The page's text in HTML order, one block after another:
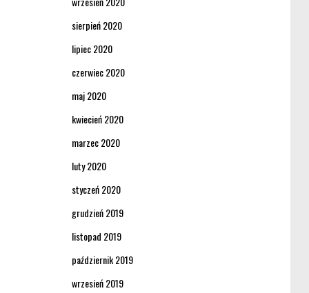
sierpień 2020
lipiec 2020
czerwiec 2020
maj 2020
kwiecień 2020
marzec 2020
luty 2020
styczeń 2020
grudzień 2019
listopad 2019
październik 2019
wrzesień 2019